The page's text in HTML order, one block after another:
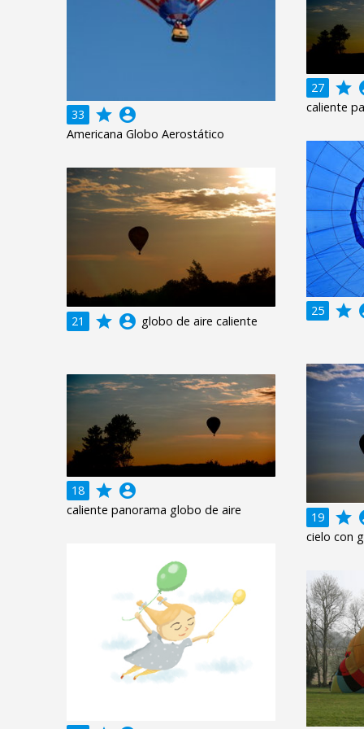
33 grade account_circle
Americana Globo Aerostático
27 grade
caliente
25 grade
21 grade account_circle globo de aire caliente
19 grade
cielo con
18 grade account_circle
caliente panorama globo de aire